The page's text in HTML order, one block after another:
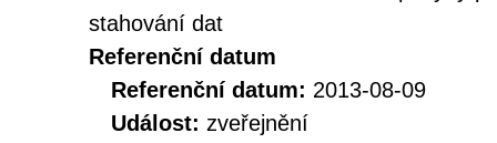
stahování dat
Referenční datum
Referenční datum: 2013-08-09
Událost: zveřejnění